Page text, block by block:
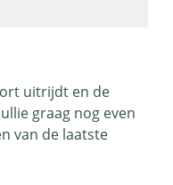
uitrijdt en de
graag nog even
van de laatste